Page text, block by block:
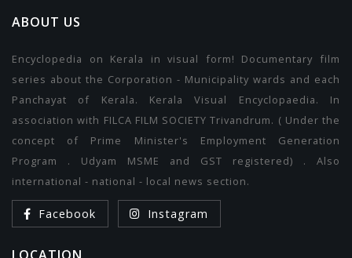
ABOUT US
Encyclopedia on Kerala in visual form! Documentary film
series about the Corporation - Municipality wards and each
Panchayat of Kerala. Kerala Visual Encyclopaedia. In
association with FILCA FILM SOCIETY Trivandrum. ( Under the
concept of Prime Minister's Employment Generation
Program . Udyam MSME and GST registered) . Also
international - national - local news section.
Facebook Instagram